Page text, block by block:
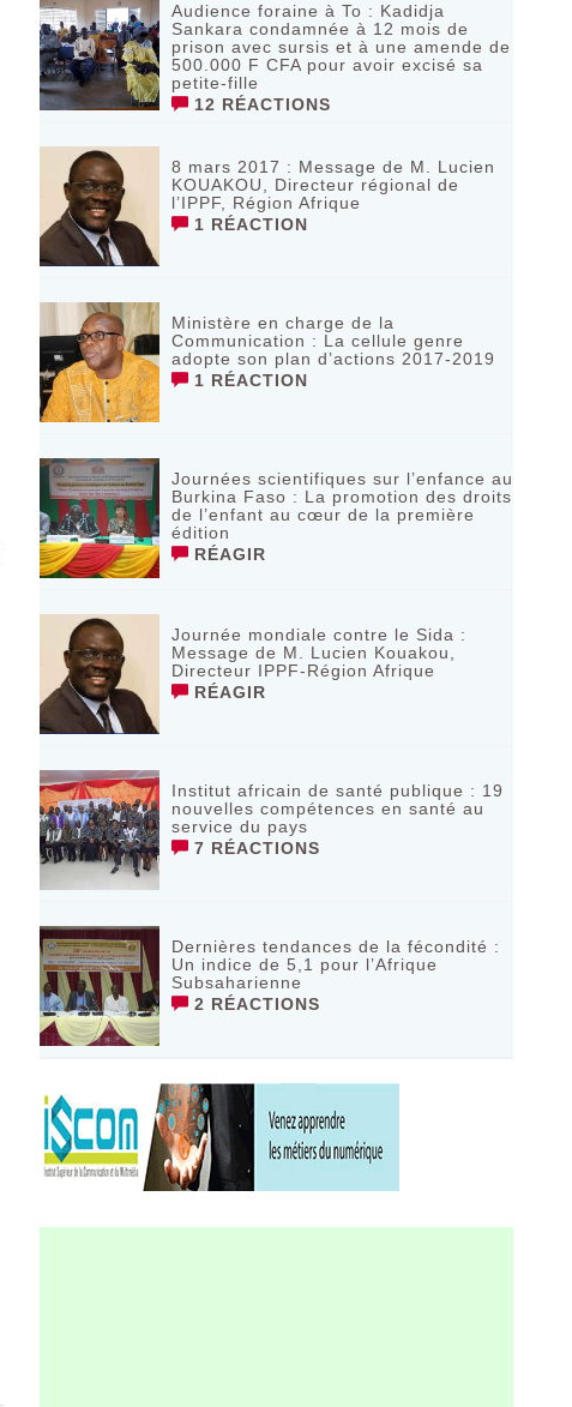
Audience foraine à To : Kadidja
Sankara condamnée à 12 mois de
prison avec sursis et à une amende de
500.000 F CFA pour avoir excisé sa
petite-fille
12 RÉACTIONS
8 mars 2017 : Message de M. Lucien
KOUAKOU, Directeur régional de
l’IPPF, Région Afrique
1 RÉACTION
Ministère en charge de la
Communication : La cellule genre
adopte son plan d’actions 2017-2019
1 RÉACTION
Journées scientifiques sur l’enfance au
Burkina Faso : La promotion des droits
de l’enfant au cœur de la première
édition
RÉAGIR
Journée mondiale contre le Sida :
Message de M. Lucien Kouakou,
Directeur IPPF-Région Afrique
RÉAGIR
Institut africain de santé publique : 19
nouvelles compétences en santé au
service du pays
7 RÉACTIONS
Dernières tendances de la fécondité :
Un indice de 5,1 pour l’Afrique
Subsaharienne
2 RÉACTIONS